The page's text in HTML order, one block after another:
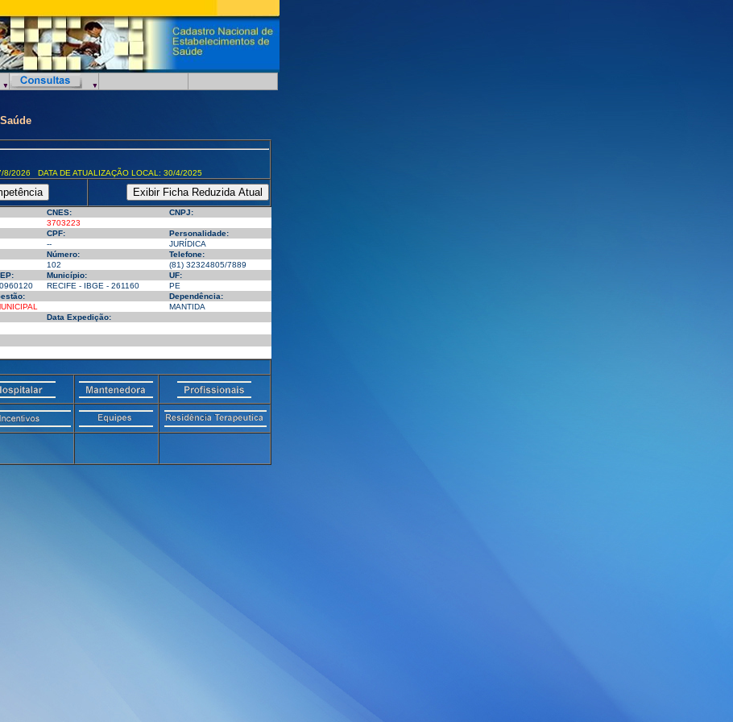
8/2026 DATA DE ATUALIZAÇÃO LOCAL: 30/4/2025
CNES:
CNPJ:
3703223
CPF:
Personalidade:
--
JURÍDICA
Número:
Telefone:
102
(81) 32324805/7889
Município:
UF:
RECIFE - IBGE - 261160
PE
Dependência:
MANTIDA
Data Expedição: